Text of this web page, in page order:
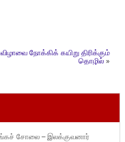
நோக்கிக் கயிறு திரிக்கும்
தொழில் »
சோலை – இலக்குவனார்